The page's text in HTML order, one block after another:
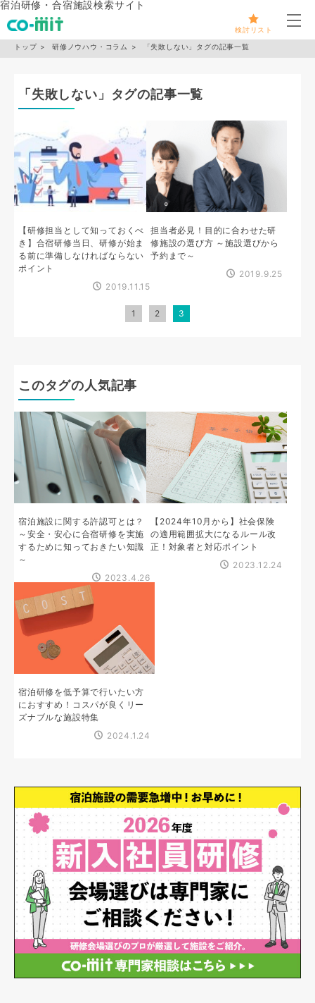
宿泊研修・合宿施設検索サイト
検討リスト
メ
トップ 研修ノウハウ・コラム 「失敗しない」タグの記事一覧
「失敗しない」タグの記事一覧
【研修担当として知っておくべ
き】合宿研修当日、研修が始ま
る前に準備しなければならない
ポイント
2019.11.15
担当者必見！目的に合わせた研
修施設の選び方 ～施設選びから
予約まで～
2019.9.25
1 2 3
このタグの人気記事
宿泊施設に関する許認可とは？
～安全・安心に合宿研修を実施
するために知っておきたい知識
～
2023.4.26
【2024年10月から】社会保険
の適用範囲拡大になるルール改
正！対象者と対応ポイント
2023.12.24
宿泊研修を低予算で行いたい方
におすすめ！コスパが良くリー
ズナブルな施設特集
2024.1.24